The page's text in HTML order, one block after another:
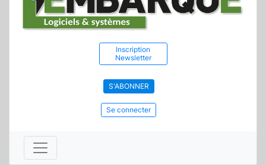
Inscription
Newsletter
S'ABONNER
Se connecter